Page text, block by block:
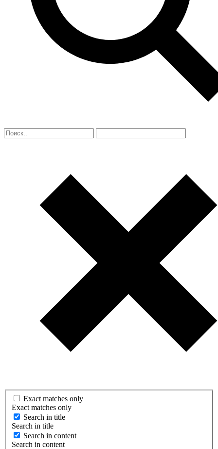
Exact matches only
Exact matches only
Search in title
Search in title
Search in content
Search in content